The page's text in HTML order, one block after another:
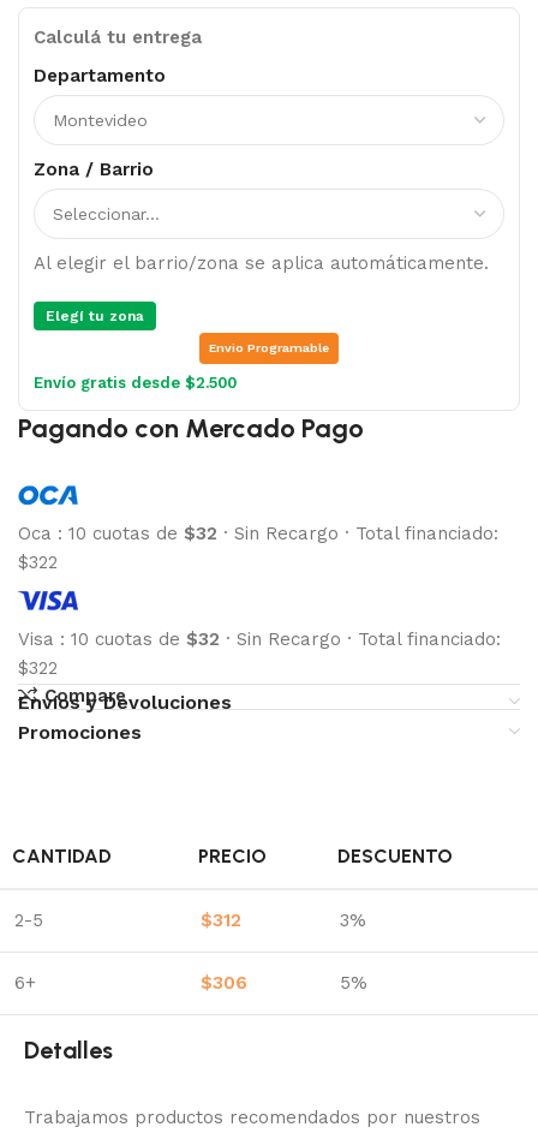
Calculá tu entrega
Departamento
Zona / Barrio
Al elegir el barrio/zona se aplica automáticamente.
Elegí tu zona
Envio Programable
Envío gratis desde $2.500
Pagando con Mercado Pago
Oca : 10 cuotas de $32 · Sin Recargo · Total financiado:
$322
Visa : 10 cuotas de $32 · Sin Recargo · Total financiado:
$322
Compare
Envíos y Devoluciones
Promociones
CANTIDAD PRECIO DESCUENTO
2-5 $312 3%
6+ $306 5%
Detalles
Trabajamos productos recomendados por nuestros